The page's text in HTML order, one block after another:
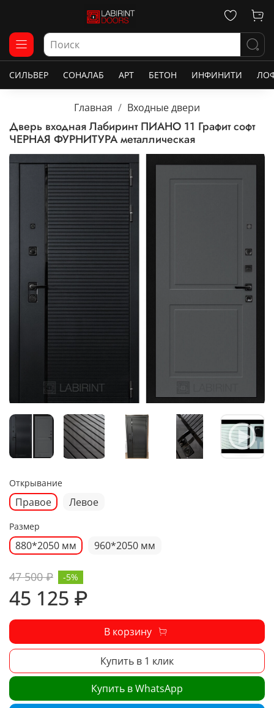
СИЛЬВЕР СОНАЛАБ АРТ БЕТОН ИНФИНИТИ
Главная Входные двери
Дверь входная Лабиринт ПИАНО 11 Графит софт
ЧЕРНАЯ ФУРНИТУРА металлическая
Открывание
Правое Левое
Размер
880*2050 мм 960*2050 мм
47 500 ₽
45 125 ₽
-5%
В корзину
Купить в 1 клик
Купить в WhatsApp